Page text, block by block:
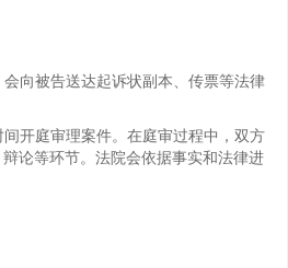
向被告送达起诉状副本、传票等法律
开庭审理案件。在庭审过程中，双方
论等环节。法院会依据事实和法律进